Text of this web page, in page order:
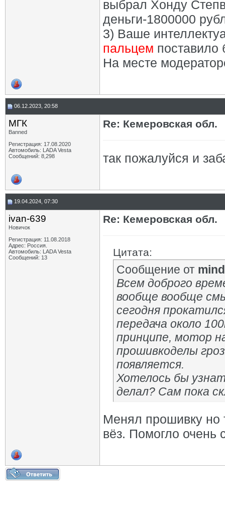
выбрал Хонду
деньги-1800000
3) Ваше
пальцем поставило
На месте
06.12.2023, 20:58
МГК
Banned
Регистрация: 17.08.2020
Автомобиль: LADA Vesta
Сообщений: 8,298
Re: Кемеровская обл.
так пожалуйся и
19.04.2024, 07:30
ivan-639
Новичок
Регистрация: 11.08.2018
Адрес: Россия.
Автомобиль: LADA Vesta
Сообщений: 13
Re: Кемеровская обл.
Цитата:
Сообщение от
Всем доброго
вообще вообще
сегодня
передача около
принципе, мотор
прошивкоделы
появляется.
Хотелось бы
делал? Сам пока
Менял прошивку но
вёз. Помогло очень